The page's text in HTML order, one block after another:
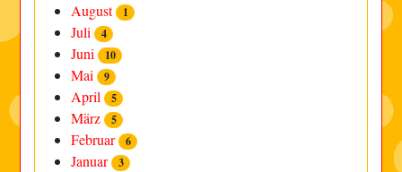
August 1
Juli 4
Juni 10
Mai 9
April 5
März 5
Februar 6
Januar 3